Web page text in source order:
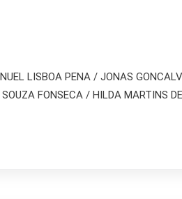
LISBOA PENA / JONAS
FONSECA / HILDA MARTINS